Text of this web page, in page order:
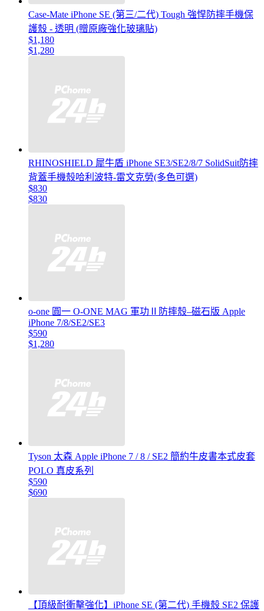
Case-Mate iPhone SE (第三/二代) Tough 強悍防摔手機保
護殼 - 透明 (贈原廠強化玻璃貼)
$1,180
$1,280
RHINOSHIELD 犀牛盾 iPhone SE3/SE2/8/7 SolidSuit防摔
背蓋手機殼哈利波特-雷文克勞(多色可選)
$830
$830
o-one 圓一 O-ONE MAG 軍功Ⅱ防摔殼–磁石版 Apple
iPhone 7/8/SE2/SE3
$590
$1,280
Tyson 太森 Apple iPhone 7 / 8 / SE2 簡約牛皮書本式皮套
POLO 真皮系列
$590
$690
【頂級耐衝擊強化】iPhone SE (第二代) 手機殼 SE2 保護